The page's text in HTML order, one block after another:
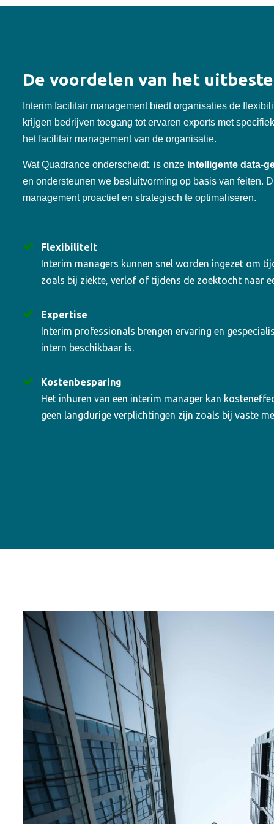
De voordelen van het
Interim facilitair management biedt organisaties de
krijgen bedrijven toegang tot ervaren experts met
het facilitair management van de organisatie.
Wat Quadrance onderscheidt, is onze intelligente data-
en ondersteunen we besluitvorming op basis van feiten.
management proactief en strategisch te optimaliseren.
Flexibiliteit
Interim managers kunnen snel worden ingezet om
zoals bij ziekte, verlof of tijdens de zoektocht naar
Expertise
Interim professionals brengen ervaring en
intern beschikbaar is.
Kostenbesparing
Het inhuren van een interim manager kan
geen langdurige verplichtingen zijn zoals bij vaste